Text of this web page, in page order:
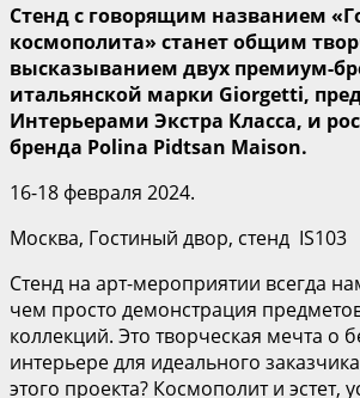
Стенд с говорящим названием
космополита» станет общим
высказыванием двух премиум-
итальянской марки Giorgetti,
Интерьерами Экстра Класса, и
бренда Polina Pidtsan Maison.
16-18 февраля 2024.
Москва, Гостиный двор, стенд IS103
Стенд на арт-мероприятии всегда
чем просто демонстрация
коллекций. Это творческая мечта о
интерьере для идеального
этого проекта? Космополит и эстет,